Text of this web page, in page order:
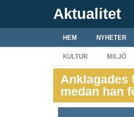
Aktualitet
HEM NYHETER
KULTUR MILJÖ
Anklagades
medan han